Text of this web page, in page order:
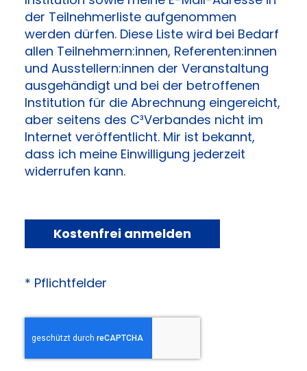
der Teilnehmerliste aufgenommen
werden dürfen. Diese Liste wird bei Bedarf
allen Teilnehmern:innen, Referenten:innen
und Ausstellern:innen der Veranstaltung
ausgehändigt und bei der betroffenen
Institution für die Abrechnung eingereicht,
aber seitens des C³Verbandes nicht im
Internet veröffentlicht. Mir ist bekannt,
dass ich meine Einwilligung jederzeit
widerrufen kann.
Kostenfrei anmelden
* Pflichtfelder